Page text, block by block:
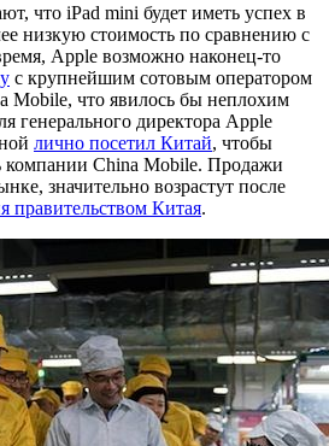
что iPad mini будет иметь успех в
низкую стоимость по сравнению с
Apple возможно наконец-то
с крупнейшим сотовым оператором
что явилось бы неплохим
генерального директора Apple
лично посетил Китай, чтобы
компании China Mobile. Продажи
значительно возрастут после
правительством Китая.